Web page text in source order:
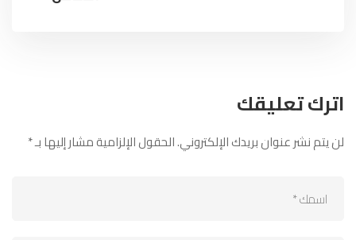
اترك تعليقك
لن يتم نشر عنوان بريدك الإلكتروني.الحقول الإلزامية مشار إليها بـ*